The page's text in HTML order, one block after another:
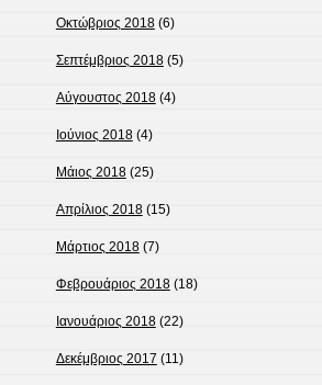
Οκτώβριος 2018(6)
Σεπτέμβριος 2018(5)
Αύγουστος 2018(4)
Ιούνιος 2018(4)
Μάιος 2018(25)
Απρίλιος 2018(15)
Μάρτιος 2018(7)
Φεβρουάριος 2018(18)
Ιανουάριος 2018(22)
Δεκέμβριος 2017 (11)